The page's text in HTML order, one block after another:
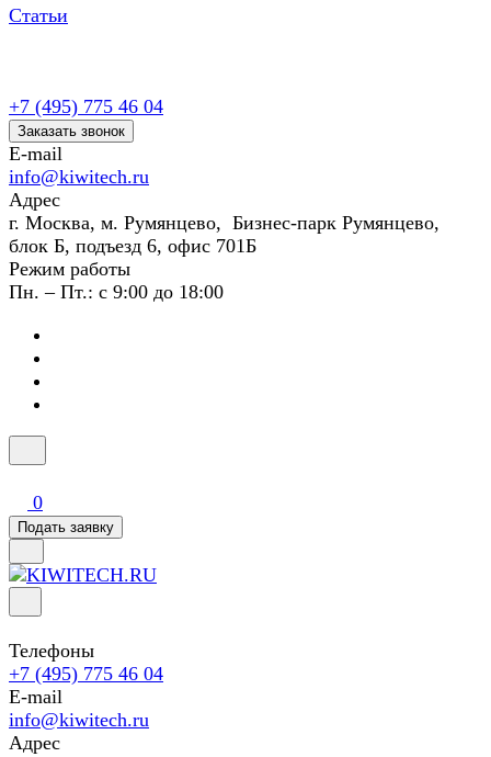
Статьи
+7 (495) 775 46 04
Заказать звонок
E-mail
info@kiwitech.ru
Адрес
г. Москва, м. Румянцево, Бизнес-парк Румянцево,
блок Б, подъезд 6, офис 701Б
Режим работы
Пн. – Пт.: с 9:00 до 18:00
0
Подать заявку
Телефоны
+7 (495) 775 46 04
E-mail
info@kiwitech.ru
Адрес